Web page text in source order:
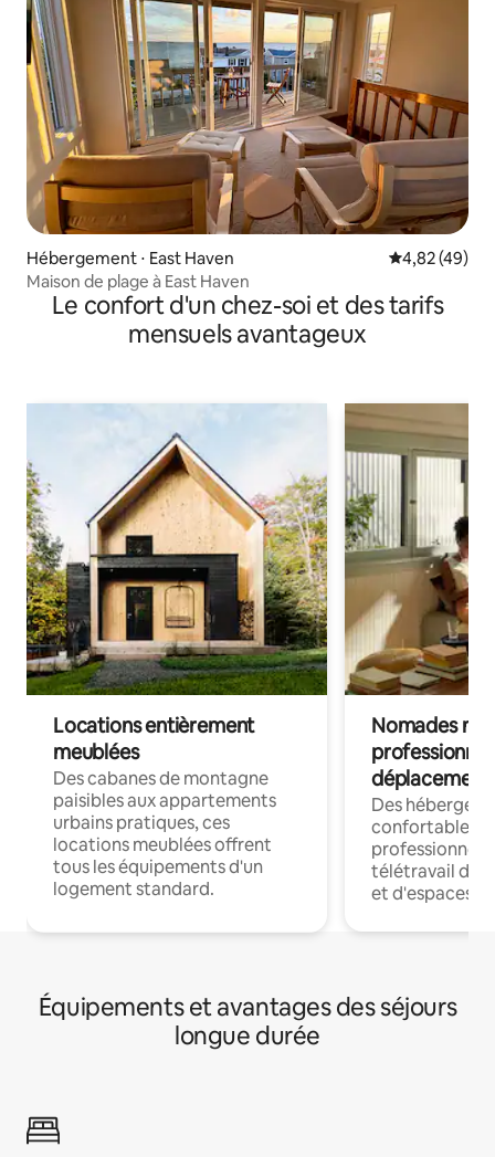
Hébergement ⋅ East Haven Évaluation
4,82 (49)
Maison de plage à East Haven
Le confort d'un chez-soi et des tarifs
mensuels avantageux
Locations entièrement
meublées
Des cabanes de montagne
paisibles aux appartements
urbains pratiques, ces
locations meublées offrent
tous les équipements d'un
logement standard.
Nomades
déplacement
Des
confortables
professionnels
télétravail
et d'espaces
Équipements et avantages des séjours
longue durée